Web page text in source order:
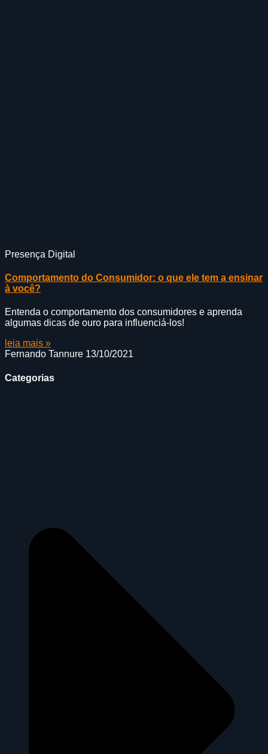
Presença Digital
Comportamento do Consumidor: o que ele tem a ensinar
à você?
Entenda o comportamento dos consumidores e aprenda
algumas dicas de ouro para influenciá-los!
leia mais »
Fernando Tannure 13/10/2021
Categorias